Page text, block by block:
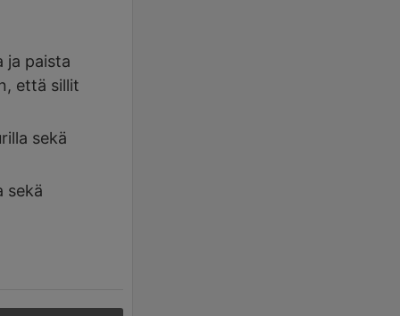
ja paista
että sillit
sekä
sekä